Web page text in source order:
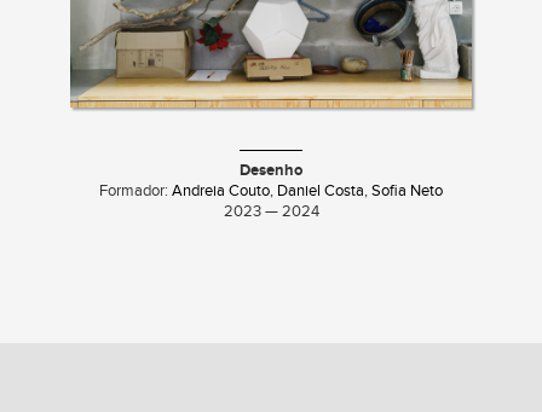
Desenho
Formador: Andreia Couto, Daniel Costa, Sofia Neto
2023 — 2024